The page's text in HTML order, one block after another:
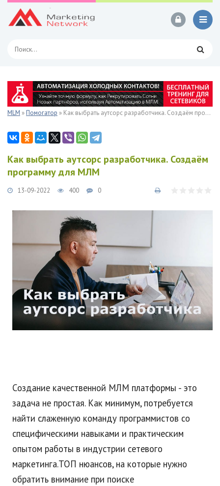
MLM »Помогатор » Как выбрать аутсорс разработчика. Создаём программу для МЛМ
Как выбрать аутсорс разработчика. Создаём
программу для МЛМ
13-09-2022 400 0
Создание качественной МЛМ платформы - это
задача не простая. Как минимум, потребуется
найти слаженную команду программистов со
специфическими навыками и практическим
опытом работы в индустрии сетевого
маркетинга.ТОП нюансов, на которые нужно
обратить внимание при поиске